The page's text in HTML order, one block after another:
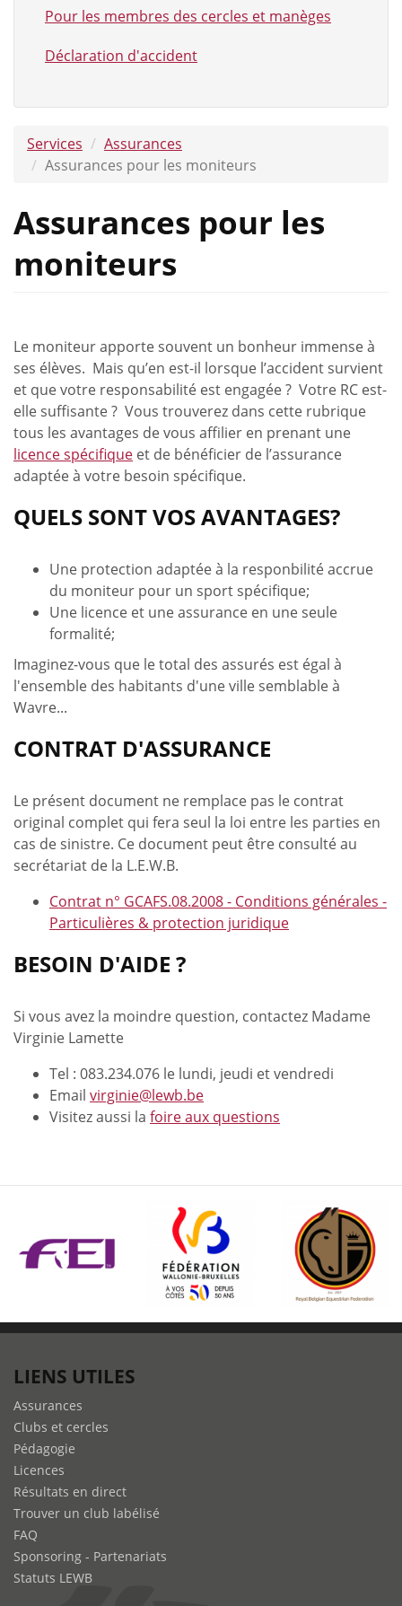
Pour les membres des cercles et manèges
Déclaration d'accident
Services
Assurances
Assurances pour les moniteurs
Assurances pour les
moniteurs
Le moniteur apporte souvent un bonheur immense à
ses élèves. Mais qu’en est-il lorsque l’accident survient
et que votre responsabilité est engagée ? Votre RC est-
elle suffisante ? Vous trouverez dans cette rubrique
tous les avantages de vous affilier en prenant une
licence spécifique et de bénéficier de l’assurance
adaptée à votre besoin spécifique.
QUELS SONT VOS AVANTAGES?
Une protection adaptée à la responbilité accrue
du moniteur pour un sport spécifique;
Une licence et une assurance en une seule
formalité;
Imaginez-vous que le total des assurés est égal à
l'ensemble des habitants d'une ville semblable à
Wavre...
CONTRAT D'ASSURANCE
Le présent document ne remplace pas le contrat
original complet qui fera seul la loi entre les parties en
cas de sinistre. Ce document peut être consulté au
secrétariat de la L.E.W.B.
Contrat n° GCAFS.08.2008 - Conditions générales -
Particulières & protection juridique
BESOIN D'AIDE ?
Si vous avez la moindre question, contactez Madame
Virginie Lamette
Tel : 083.234.076 le lundi, jeudi et vendredi
Email virginie@lewb.be
Visitez aussi la foire aux questions
LIENS UTILES
Assurances
Clubs et cercles
Pédagogie
Licences
Résultats en direct
Trouver un club labélisé
FAQ
Sponsoring - Partenariats
Statuts LEWB